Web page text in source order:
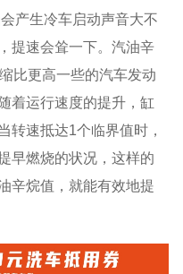
产生冷车启动声音大不
提速会耸一下。汽油辛
比更高一些的汽车发动
着运行速度的提升，缸
转速抵达1个临界值时，
早燃烧的状况，这样的
辛烷值，就能有效地提